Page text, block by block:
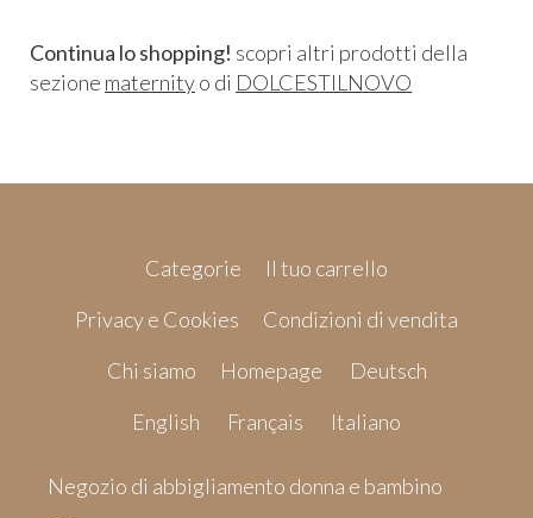
Continua lo shopping! scopri altri prodotti della
sezione maternityo di DOLCESTILNOVO
Categorie
Il tuo carrello
Privacy e Cookies
Condizioni di vendita
Chi siamo
Homepage
Deutsch
English
Français Italiano
Negozio di abbigliamento donna e bambino